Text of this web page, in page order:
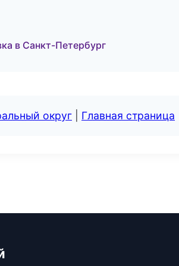
в Санкт-Петербург
округ Главная страница